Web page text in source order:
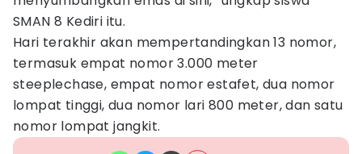
SMAN 8 Kediri itu.
Hari terakhir akan mempertandingkan 13 nomor,
termasuk empat nomor 3.000 meter
steeplechase, empat nomor estafet, dua nomor
lompat tinggi, dua nomor lari 800 meter, dan satu
nomor lompat jangkit.